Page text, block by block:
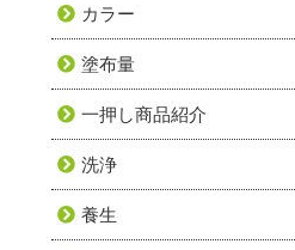
カラー
塗布量
一押し商品紹介
洗浄
養生